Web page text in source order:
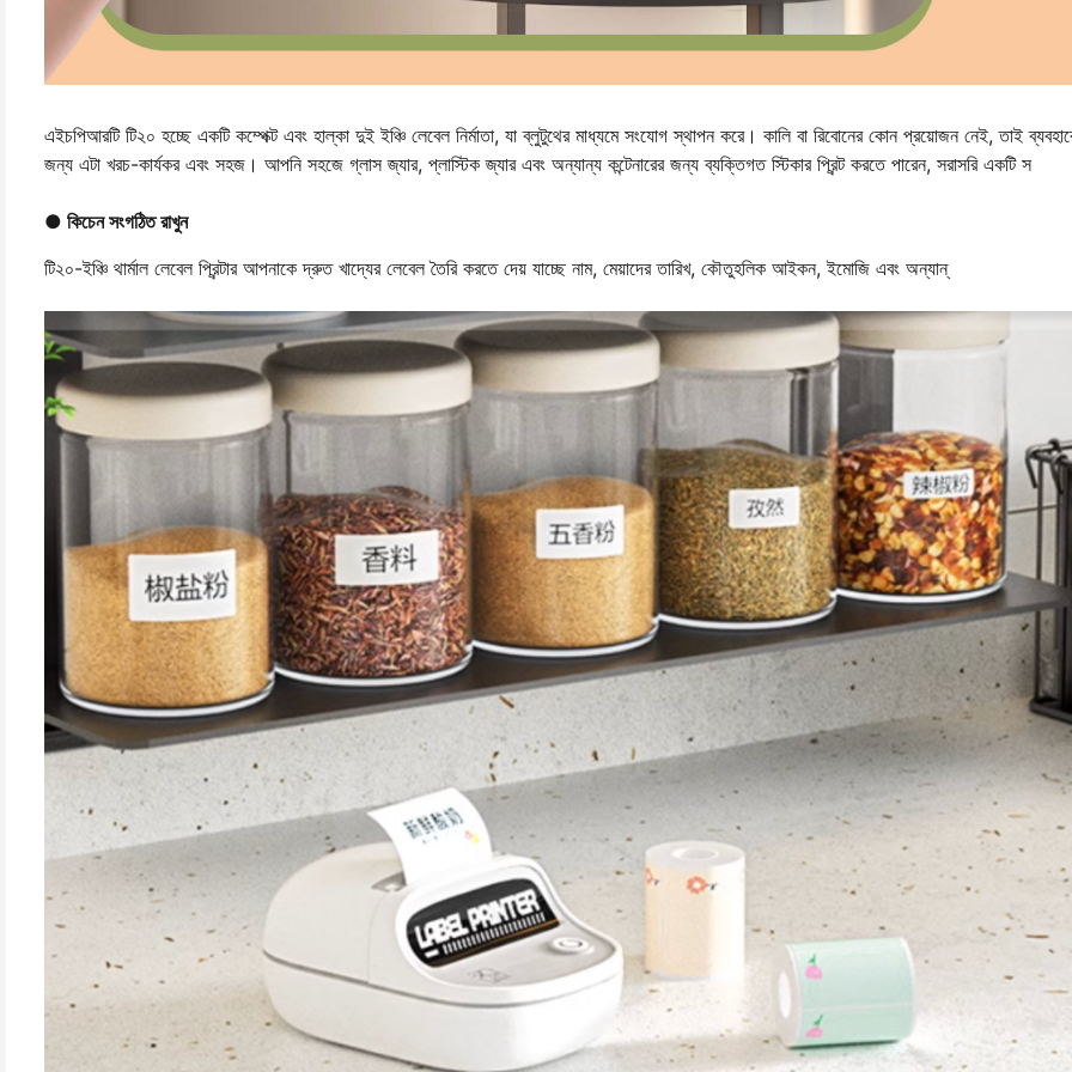
এইচপিআরটি টি২০ হচ্ছে একটি কম্পেক্ট এবং হাল্কা দুই ইঞ্চি লেবেল নির্মাতা, যা ব্লুটুথের মাধ্যমে সংযোগ স্থাপন করে। কালি বা রিবোনের কোন প্রয়োজন নেই, তাই
জন্য এটা খরচ-কার্যকর এবং সহজ। আপনি সহজে গ্লাস জ্যার, প্লাস্টিক জ্যার এবং অন্যান্য কন্টেনারের জন্য ব্যক্তিগত স্টিকার প্রিন্ট করতে পারেন, সরাসরি একটি স
● কিচেন সংগঠিত রাখুন
টি২০-ইঞ্চি থার্মাল লেবেল প্রিন্টার আপনাকে দ্রুত খাদ্যের লেবেল তৈরি করতে দেয় যাচ্ছে নাম, মেয়াদের তারিখ, কৌতুহলিক আইকন, ইমোজি এবং অন্যান্